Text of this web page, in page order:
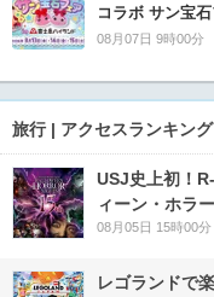
コラボ サン宝
08月07日 9時00分
旅行 | アクセスランキング
USJ史上初！
ィーン・ホラ
08月05日 15時00分
レゴランドで